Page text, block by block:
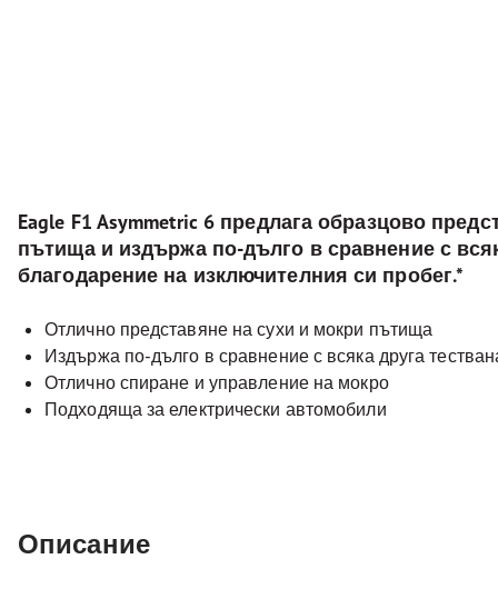
Eagle F1 Asymmetric 6 предлага образцово
пътища и издържа по-дълго в сравнение с
благодарение на изключителния си пробег.*
Отлично представяне на сухи и мокри пътища
Издържа по-дълго в сравнение с всяка друга
Отлично спиране и управление на мокро
Подходяща за електрически автомобили
Описание